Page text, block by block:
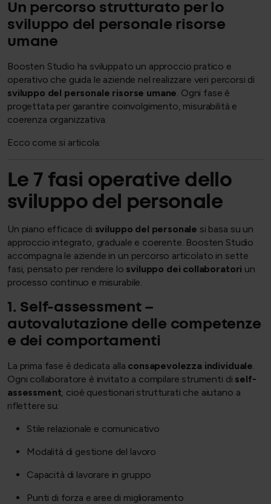
Un percorso strutturato per lo
sviluppo del personale risorse
umane
Boosten Studio ha sviluppato un approccio pratico e
operativo che guida le aziende nel realizzare veri percorsi di
sviluppo del personale risorse umane. Ogni fase è
progettata per garantire coinvolgimento, misurabilità e
coerenza organizzativa.
Ecco come si articola:
Le 7 fasi operative dello
sviluppo del personale
Un piano efficace di sviluppo del personale si basa su un
approccio integrato, graduale e coerente. Boosten Studio
accompagna le aziende in un percorso articolato in sette
fasi, pensato per rendere lo sviluppo dei collaboratori un
processo continuo e misurabile.
1. Self-assessment –
autovalutazione delle competenze
e dei comportamenti
La prima fase è dedicata alla consapevolezza individuale.
Ogni collaboratore è invitato a compilare strumenti di self-
assessment, cioè questionari strutturati che aiutano a
riflettere su:
Stile relazionale e comunicativo
Modalità di gestione del lavoro
Capacità di lavorare in gruppo
Punti di forza e aree di miglioramento